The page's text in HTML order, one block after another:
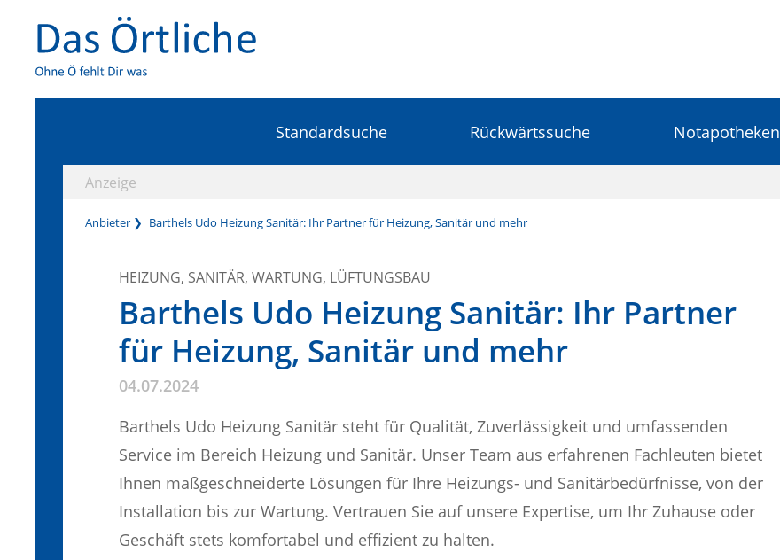
Standardsuche Rückwärtssuche Notapotheken
Anzeige
Anbieter Barthels Udo Heizung Sanitär: Ihr Partner für Heizung, Sanitär und mehr
HEIZUNG, SANITÄR, WARTUNG, LÜFTUNGSBAU
Barthels Udo Heizung Sanitär: Ihr Partner
für Heizung, Sanitär und mehr
04.07.2024
Barthels Udo Heizung Sanitär steht für Qualität, Zuverlässigkeit und umfassenden
Service im Bereich Heizung und Sanitär. Unser Team aus erfahrenen Fachleuten bietet
Ihnen maßgeschneiderte Lösungen für Ihre Heizungs- und Sanitärbedürfnisse, von der
Installation bis zur Wartung. Vertrauen Sie auf unsere Expertise, um Ihr Zuhause oder
Geschäft stets komfortabel und effizient zu halten.